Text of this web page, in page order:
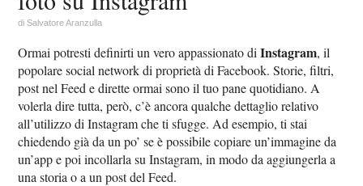
diSalvatore Aranzulla
Ormai potresti definirti un vero appassionato diInstagram, il
popolare social network di proprietà di Facebook. Storie, filtri,
post nel Feed e dirette ormai sono il tuo pane quotidiano. A
volerla dire tutta, però, c’è ancora qualche dettaglio relativo
all’utilizzo di Instagram che ti sfugge. Ad esempio, ti stai
chiedendo già da un po’ se è possibile copiare un’immagine da
un’app e poi incollarla su Instagram, in modo da aggiungerla a
una storia o a un post del Feed.